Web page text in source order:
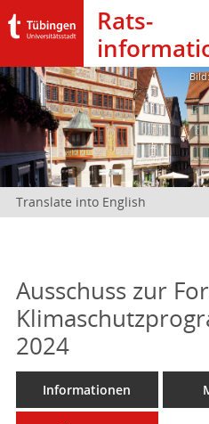
Rats­
Translate into English
Ausschuss zur
2024
Informationen